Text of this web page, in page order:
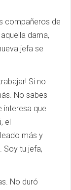
compañeros de
dama,
jefa se
Si no
No sabes
interesa que
el
más y
Soy tu jefa,
No duró